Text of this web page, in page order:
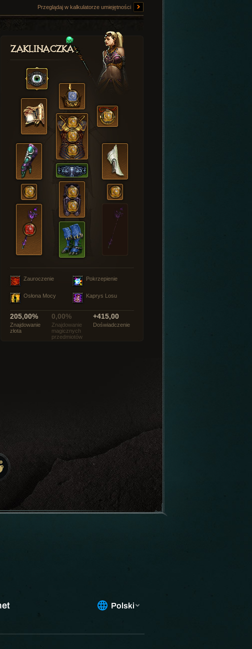
Przeglądaj w kalkulatorze umiejętności
Zaklinaczka
Zauroczenie Pokrzepienie
Osłona Mocy Kaprys Losu
205,00%
Znajdowanie
złota
0,00%
Znajdowanie
magicznych
przedmiotów
+415,00
Doświadczenie